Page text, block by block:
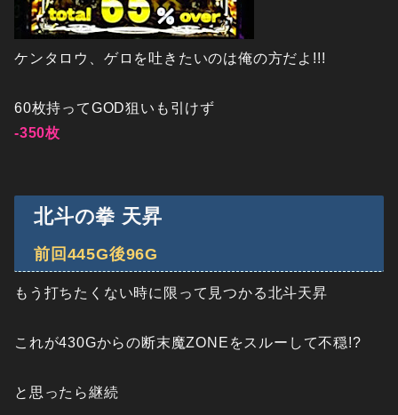
ケンタロウ、ゲロを吐きたいのは俺の方だよ!!!
60枚持ってGOD狙いも引けず
-350枚
北斗の拳 天昇
前回445G後96G
もう打ちたくない時に限って見つかる北斗天昇
これが430Gからの断末魔ZONEをスルーして不穏!?
と思ったら継続